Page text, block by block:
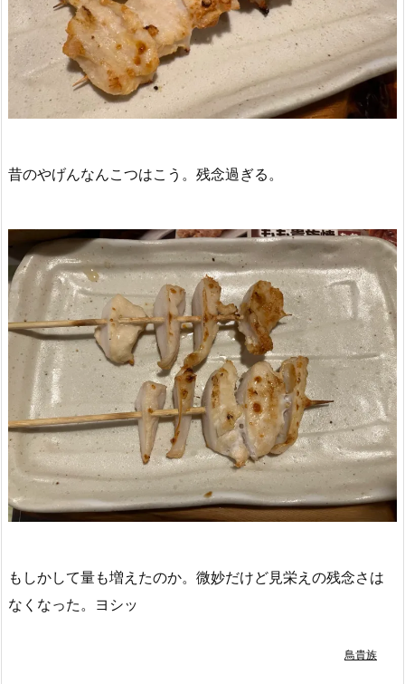
昔のやげんなんこつはこう。残念過ぎる。
もしかして量も増えたのか。微妙だけど見栄えの残念さは
なくなった。ヨシッ
鳥貴族